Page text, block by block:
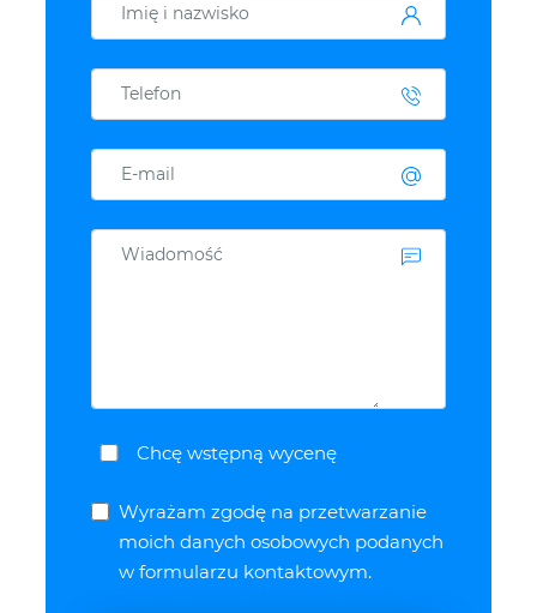
Chcę wstępną wycenę
Wyrażam zgodę na przetwarzanie
moich danych osobowych podanych
w formularzu kontaktowym.